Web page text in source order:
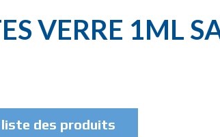
VERRE 1ML
liste des produits